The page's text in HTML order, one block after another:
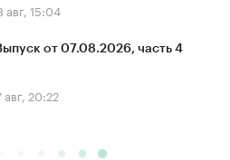
авг, 15:04
от 07.08.2026, часть 4
авг, 20:22